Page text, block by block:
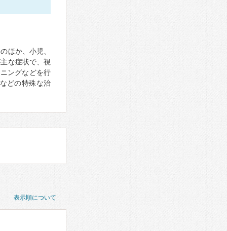
ほか、小児、
な症状で、視
ングなどを行
どの特殊な治
表示順について